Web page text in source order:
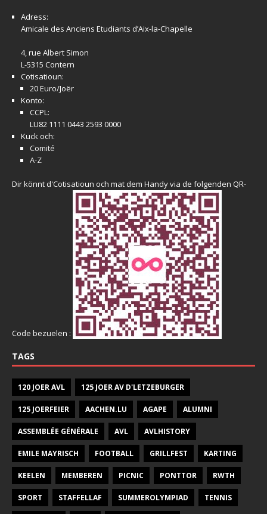
Adress:
Amicale des Anciens Etudiants d’Aix-la-Chapelle
4, rue Albert Simon
L-5315 Contern
Cotisatioun:
20 Euro/Joër
Konto:
CCPL:
LU82 1111 0443 2593 0000
Kuck och:
Comité
A-Z
Dir könnt d'Cotisatioun och mat dem Handy via de folgenden QR-
Code bezuelen :
TAGS
120 JOER AVL 125 JOER AV D'LETZEBURGER
125 JOERFEIER AACHEN.LU AGAPE ALUMNI
ASSEMBLÉE GÉNÉRALE AVL AVLHISTORY
EMILE MAYRISCH FOOTBALL GRILLFEST KARTING
KEELEN MEMBEREN PICNIC PONTTOR RWTH
SPORT STAFFELLAF SUMMEROLYMPIAD TENNIS